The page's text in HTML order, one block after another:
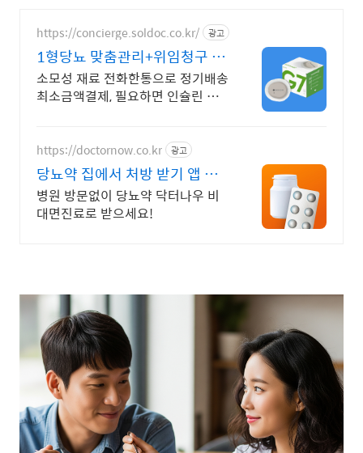
https://concierge.soldoc.co.kr/ 광고
1형당뇨 맞춤관리+위임청구 복
잡한 청구 절차 ZERO
소모성 재료 전화한통으로 정기배송
최소금액결제, 필요하면 인슐린 처
https://doctornow.co.kr 광고
당뇨약 집에서 처방 받기 앱 다
운로드 800만 돌파!
병원 방문없이 당뇨약 닥터나우 비
대면진료로 받으세요!